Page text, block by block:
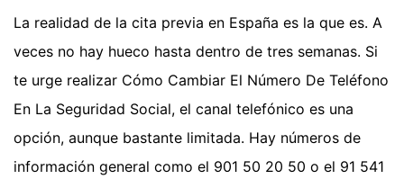
La realidad de la cita previa en España es la que es. A
veces no hay hueco hasta dentro de tres semanas. Si
te urge realizar Cómo Cambiar El Número De Teléfono
En La Seguridad Social, el canal telefónico es una
opción, aunque bastante limitada. Hay números de
información general como el 901 50 20 50 o el 91 541